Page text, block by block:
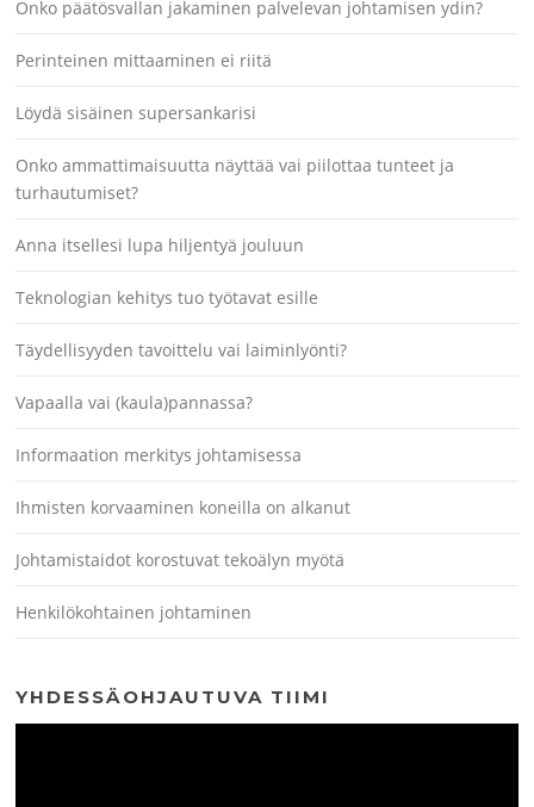
Onko päätösvallan jakaminen palvelevan johtamisen ydin?
Perinteinen mittaaminen ei riitä
Löydä sisäinen supersankarisi
Onko ammattimaisuutta näyttää vai piilottaa tunteet ja
turhautumiset?
Anna itsellesi lupa hiljentyä jouluun
Teknologian kehitys tuo työtavat esille
Täydellisyyden tavoittelu vai laiminlyönti?
Vapaalla vai (kaula)pannassa?
Informaation merkitys johtamisessa
Ihmisten korvaaminen koneilla on alkanut
Johtamistaidot korostuvat tekoälyn myötä
Henkilökohtainen johtaminen
YHDESSÄOHJAUTUVA TIIMI